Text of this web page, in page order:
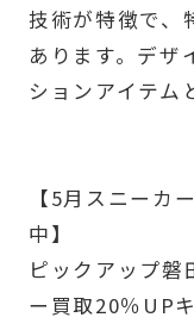
技術が特徴で、
あります。デザ
ションアイテム
【5月スニーカ
中】
ピックアップ磐
ー買取20％UP